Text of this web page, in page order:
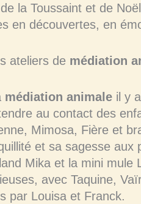
la Toussaint et de
en découvertes, en
ateliers de médiation
médiation animaleil y a
au contact des
Mimosa, Fière et
et sa sagesse aux
Mika et la mini
avec Taquine,
par Louisa et Franck.